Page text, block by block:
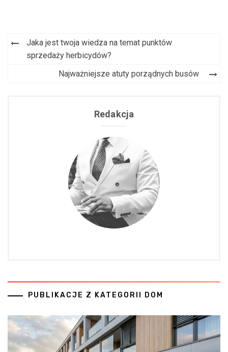
Nawigacja
Jaka jest twoja wiedza na temat punktów
sprzedaży herbicydów?
Najważniejsze atuty porządnych busów
Redakcja
PUBLIKACJE Z KATEGORII DOM